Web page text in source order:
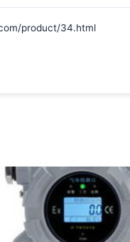
product/34.html